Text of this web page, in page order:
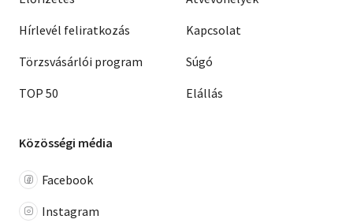
Hírlevél feliratkozás
Törzsvásárlói program
TOP 50
Kapcsolat
Súgó
Elállás
Közösségi média
Facebook
Instagram